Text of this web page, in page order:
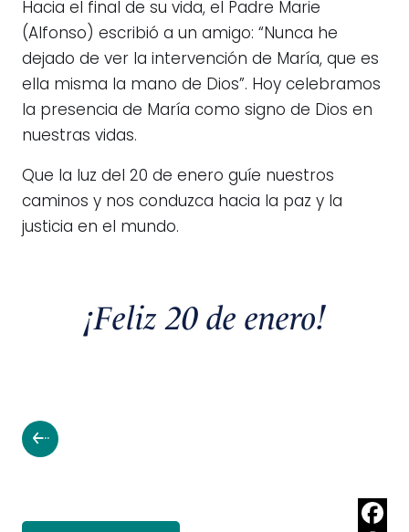
Hacia el final de su vida, el Padre Marie
(Alfonso) escribió a un amigo: “Nunca he
dejado de ver la intervención de María, que es
ella misma la mano de Dios”. Hoy celebramos
la presencia de María como signo de Dios en
nuestras vidas.
Que la luz del 20 de enero guíe nuestros
caminos y nos conduzca hacia la paz y la
justicia en el mundo.
¡Feliz 20 de enero!